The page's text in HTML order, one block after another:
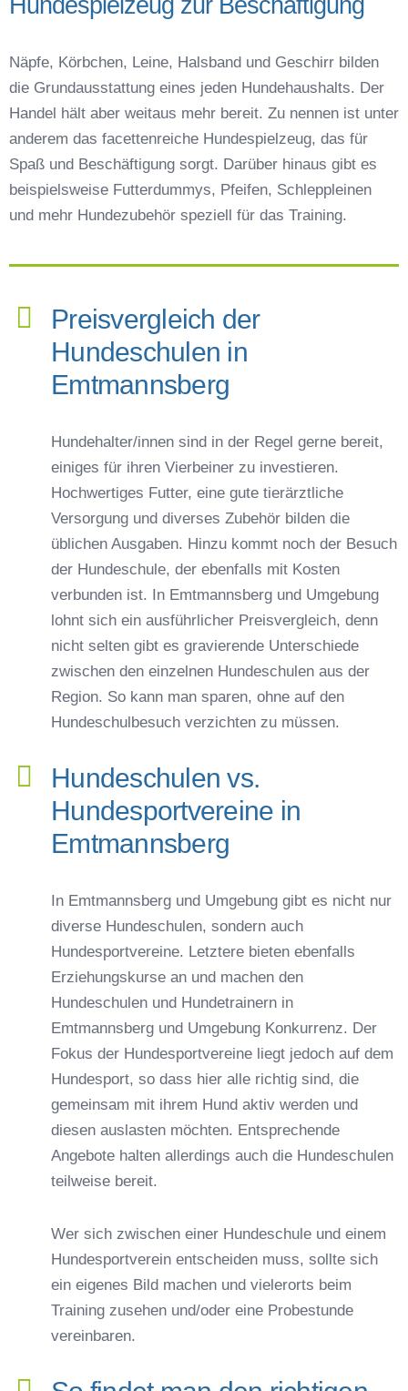
Näpfe, Körbchen, Leine, Halsband und Geschirr bilden
die Grundausstattung eines jeden Hundehaushalts. Der
Handel hält aber weitaus mehr bereit. Zu nennen ist unter
anderem das facettenreiche Hundespielzeug, das für
Spaß und Beschäftigung sorgt. Darüber hinaus gibt es
beispielsweise Futterdummys, Pfeifen, Schleppleinen
und mehr Hundezubehör speziell für das Training.
Preisvergleich der
Hundeschulen in
Emtmannsberg
Hundehalter/innen sind in der Regel gerne bereit,
einiges für ihren Vierbeiner zu investieren.
Hochwertiges Futter, eine gute tierärztliche
Versorgung und diverses Zubehör bilden die
üblichen Ausgaben. Hinzu kommt noch der Besuch
der Hundeschule, der ebenfalls mit Kosten
verbunden ist. In Emtmannsberg und Umgebung
lohnt sich ein ausführlicher Preisvergleich, denn
nicht selten gibt es gravierende Unterschiede
zwischen den einzelnen Hundeschulen aus der
Region. So kann man sparen, ohne auf den
Hundeschulbesuch verzichten zu müssen.
Hundeschulen vs.
Hundesportvereine in
Emtmannsberg
In Emtmannsberg und Umgebung gibt es nicht nur
diverse Hundeschulen, sondern auch
Hundesportvereine. Letztere bieten ebenfalls
Erziehungskurse an und machen den
Hundeschulen und Hundetrainern in
Emtmannsberg und Umgebung Konkurrenz. Der
Fokus der Hundesportvereine liegt jedoch auf dem
Hundesport, so dass hier alle richtig sind, die
gemeinsam mit ihrem Hund aktiv werden und
diesen auslasten möchten. Entsprechende
Angebote halten allerdings auch die Hundeschulen
teilweise bereit.
Wer sich zwischen einer Hundeschule und einem
Hundesportverein entscheiden muss, sollte sich
ein eigenes Bild machen und vielerorts beim
Training zusehen und/oder eine Probestunde
vereinbaren.